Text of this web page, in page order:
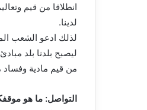
انطلاقا من قيم
لدينا.
لذلك ادعو الشعب
ليصبح بلدنا بلد
من قيم مادية وفساد
التواصل: ما هو